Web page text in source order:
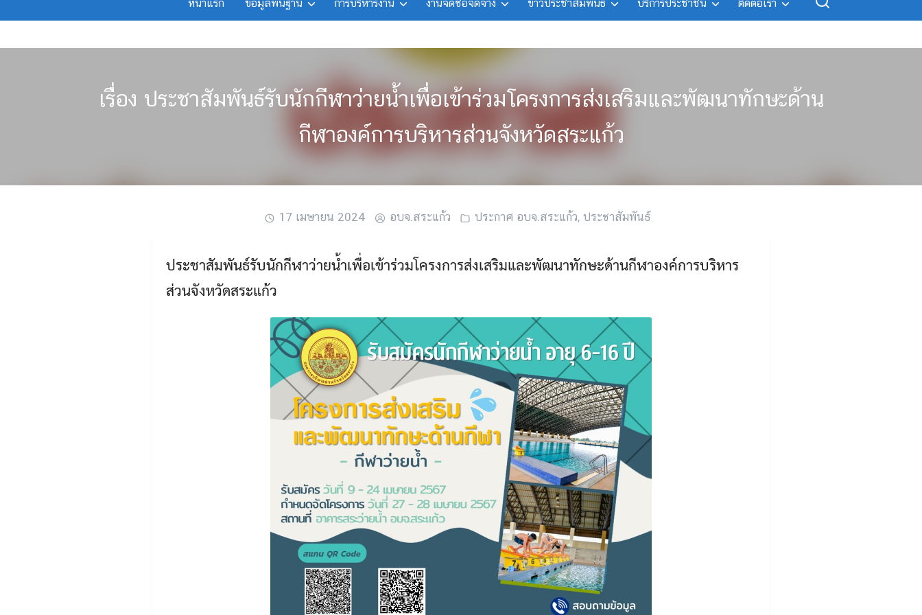
หน้าแรก ข้อมูลพื้นฐาน การบริหารงาน งานจัดซื้อจัดจ้าง ข่าวประชาสัมพันธ์ บริการประชาชน ติดต่อเรา
Search
for:
Search
เรื่อง ประชาสัมพันธ์รับนักกีฬาว่ายน้ำเพื่อเข้าร่วมโครงการส่งเสริมและพัฒนาทักษะด้าน
กีฬาองค์การบริหารส่วนจังหวัดสระแก้ว
17 เมษายน 2024 อบจ.สระแก้ว ประกาศ อบจ.สระแก้ว, ประชาสัมพันธ์
ประชาสัมพันธ์รับนักกีฬาว่ายน้ำเพื่อเข้าร่วมโครงการส่งเสริมและพัฒนาทักษะด้านกีฬาองค์การบริหาร
ส่วนจังหวัดสระแก้ว